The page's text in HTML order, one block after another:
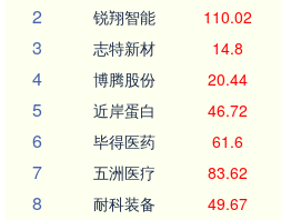
2 锐翔智能 110.02
3 志特新材 14.8
4 博腾股份 20.44
5 近岸蛋白 46.72
6 毕得医药 61.6
7 五洲医疗 83.62
8 耐科装备 49.67